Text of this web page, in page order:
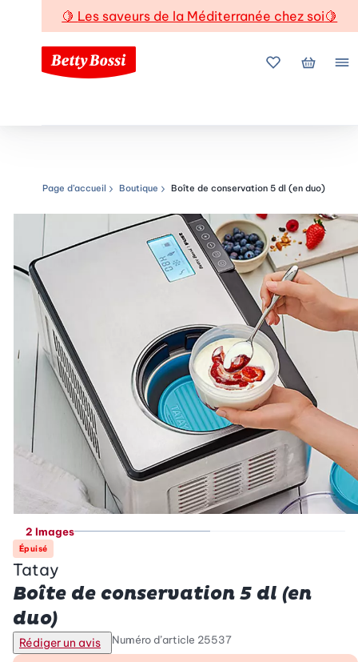
🍋 Les saveurs de la Méditerranée chez soi🍋
Mes favoris
Mon
Chemin de navigation
Page d’accueil Boutique Boîte de conservation 5 dl (en duo)
2 Images
Épuisé
Tatay
Boîte de conservation 5 dl (en
duo)
Rédiger un avis Numéro d’article 25537